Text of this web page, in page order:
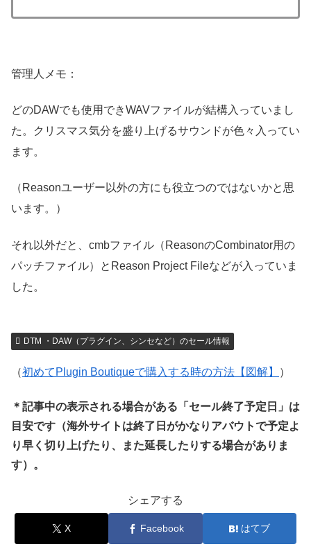
管理人メモ：
どのDAWでも使用できWAVファイルが結構入っていまし
た。クリスマス気分を盛り上げるサウンドが色々入ってい
ます。
（Reasonユーザー以外の方にも役立つのではないかと思
います。）
それ以外だと、cmbファイル（ReasonのCombinator用の
パッチファイル）とReason Project Fileなどが入っていま
した。
DTM ・DAW（プラグイン、シンセなど）のセール情報
（初めてPlugin Boutiqueで購入する時の方法【図解】 ）
＊記事中の表示される場合がある「セール終了予定日」は
目安です（海外サイトは終了日がかなりアバウトで予定よ
り早く切り上げたり、また延長したりする場合がありま
す）。
シェアする
X Facebook はてブ